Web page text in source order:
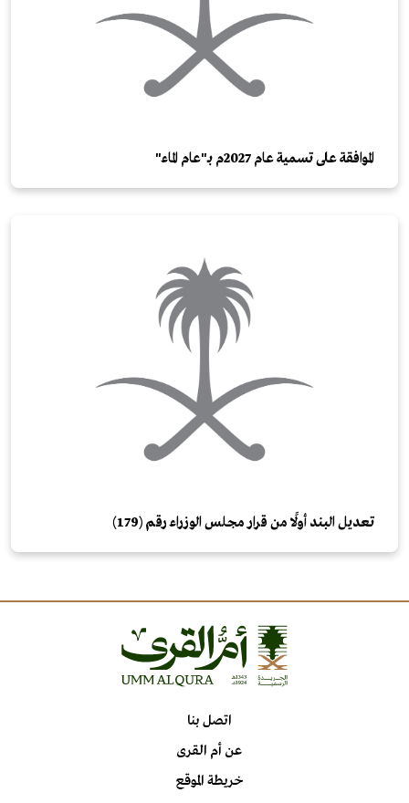
الموافقة على تسمية عام 2027م بـ"عام الماء"
تعديل البند أولًا من قرار مجلس الوزراء رقم (179)
اتصل بنا
عن أم القرى
خريطة الموقع